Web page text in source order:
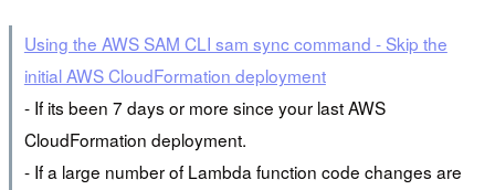
Using the AWS SAM CLI sam sync command - Skip the
initial AWS CloudFormation deployment
- If its been 7 days or more since your last AWS
CloudFormation deployment.
- If a large number of Lambda function code changes are